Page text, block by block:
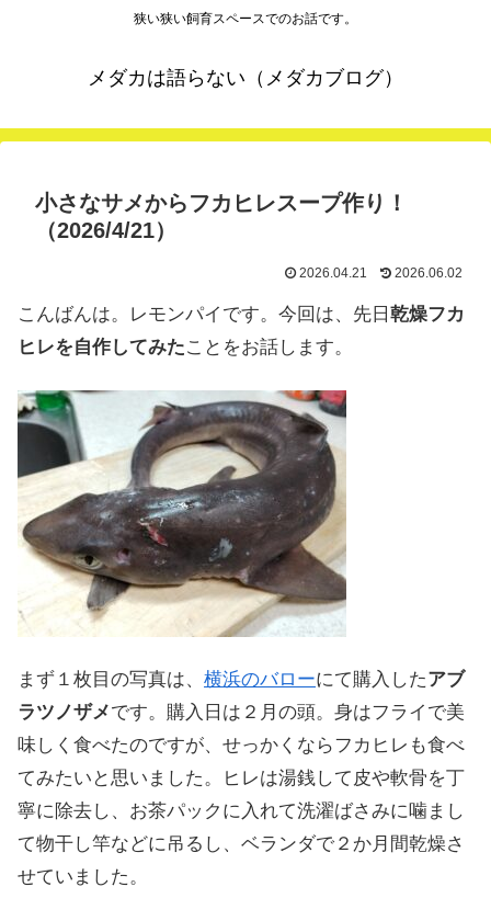
狭い狭い飼育スペースでのお話です。
メダカは語らない（メダカブログ）
小さなサメからフカヒレスープ作り！
（2026/4/21）
2026.04.21 2026.06.02
こんばんは。レモンパイです。今回は、先日 乾燥フカ
ヒレを自作してみたことをお話します。
まず１枚目の写真は、 横浜のバローにて購入したアブ
ラツノザメです。購入日は２月の頭。身はフライで美
味しく食べたのですが、せっかくならフカヒレも食べ
てみたいと思いました。ヒレは湯銭して皮や軟骨を丁
寧に除去し、お茶パックに入れて洗濯ばさみに噛まし
て物干し竿などに吊るし、ベランダで２か月間乾燥さ
せていました。